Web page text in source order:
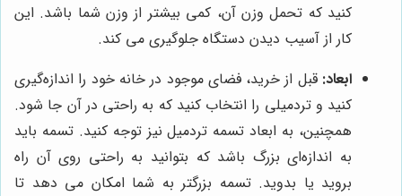
کنید که تحمل وزن آن، کمی بیشتر از وزن شما باشد. این
کار از آسیب دیدن دستگاه جلوگیری می کند.
ابعاد: قبل از خرید، فضای موجود در خانه خود را اندازه‌گیری
کنید و تردمیلی را انتخاب کنید که به راحتی در آن جا شود.
همچنین، به ابعاد تسمه تردمیل نیز توجه کنید. تسمه باید
به اندازه‌ای بزرگ باشد که بتوانید به راحتی روی آن راه
بروید یا بدوید. تسمه بزرگتر به شما امکان می دهد تا